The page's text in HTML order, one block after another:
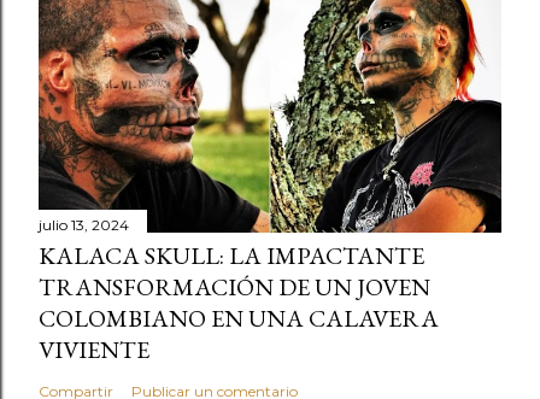
julio 13, 2024
KALACA SKULL: LA IMPACTANTE
TRANSFORMACIÓN DE UN JOVEN
COLOMBIANO EN UNA CALAVERA
VIVIENTE
Compartir Publicar un comentario